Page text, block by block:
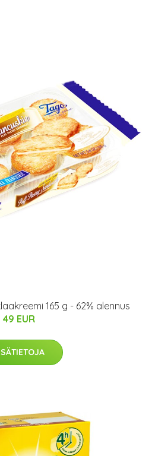
165 g - 62% alennus
49 EUR